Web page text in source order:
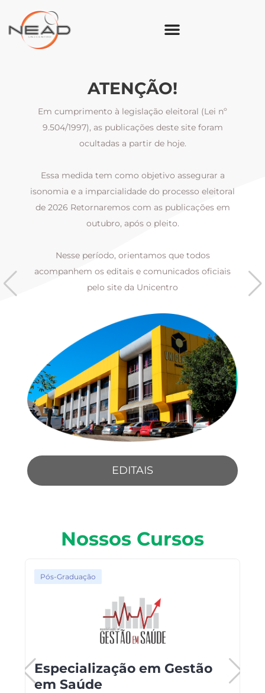
ATENÇÃO!
Em cumprimento à legislação eleitoral (Lei nº
9.504/1997), as publicações deste site foram
ocultadas a partir de hoje.
Essa medida tem como objetivo assegurar a
isonomia e a imparcialidade do processo eleitoral
de 2026 Retornaremos com as publicações em
outubro, após o pleito.
Nesse período, orientamos que todos
acompanhem os editais e comunicados oficiais
pelo site da Unicentro
EDITAIS
Nossos Cursos
Pós-Graduação
Especialização em Gestão
em Saúde